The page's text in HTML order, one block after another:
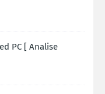
PC [ Analise